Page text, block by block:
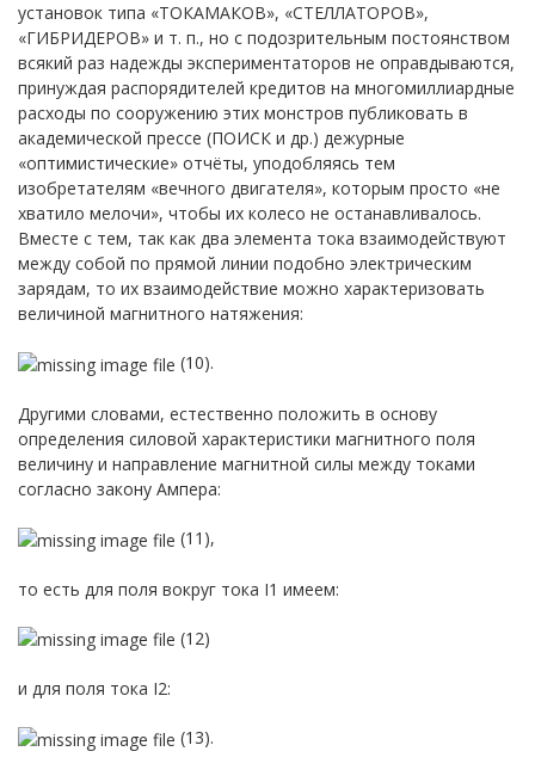
установок типа «ТОКАМАКОВ», «СТЕЛЛАТОРОВ»,
«ГИБРИДЕРОВ» и т. п., но с подозрительным постоянством
всякий раз надежды экспериментаторов не оправдываются,
принуждая распорядителей кредитов на многомиллиардные
расходы по сооружению этих монстров публиковать в
академической прессе (ПОИСК и др.) дежурные
«оптимистические» отчёты, уподобляясь тем
изобретателям «вечного двигателя», которым просто «не
хватило мелочи», чтобы их колесо не останавливалось.
Вместе с тем, так как два элемента тока взаимодействуют
между собой по прямой линии подобно электрическим
зарядам, то их взаимодействие можно характеризовать
величиной магнитного натяжения:
(10).
Другими словами, естественно положить в основу
определения силовой характеристики магнитного поля
величину и направление магнитной силы между токами
согласно закону Ампера:
(11),
то есть для поля вокруг тока I1 имеем:
(12)
и для поля тока I2:
(13).